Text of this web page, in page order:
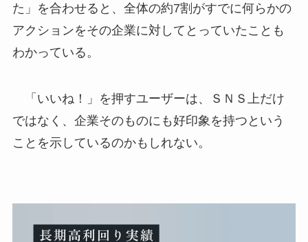
た」を合わせると、全体の約7割がすでに何らかの
アクションをその企業に対してとっていたことも
わかっている。
「いいね！」を押すユーザーは、ＳＮＳ上だけ
ではなく、企業そのものにも好印象を持つという
ことを示しているのかもしれない。